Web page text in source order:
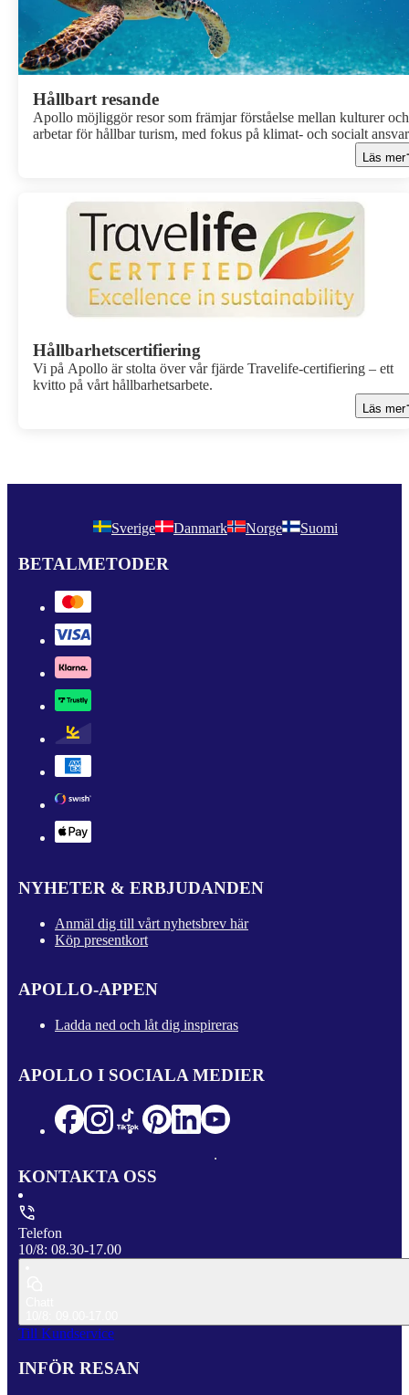
Hållbart resande
Apollo möjliggör resor som främjar förståelse mellan kulturer och
arbetar för hållbar turism, med fokus på klimat- och socialt
Läs mer
Hållbarhetscertifiering
Vi på Apollo är stolta över vår fjärde Travelife-certifiering – ett
kvitto på vårt hållbarhetsarbete.
Läs mer
Sverige Danmark Norge Suomi
BETALMETODER
NYHETER & ERBJUDANDEN
Anmäl dig till vårt nyhetsbrev här
Köp presentkort
APOLLO-APPEN
Ladda ned och låt dig inspireras
APOLLO I SOCIALA MEDIER
KONTAKTA OSS
Telefon
10/8: 08.30-17.00
Till Kundservice
INFÖR RESAN